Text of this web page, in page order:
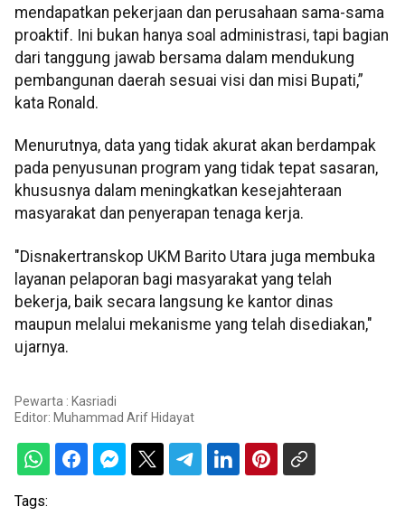
mendapatkan pekerjaan dan perusahaan sama-sama
proaktif. Ini bukan hanya soal administrasi, tapi bagian
dari tanggung jawab bersama dalam mendukung
pembangunan daerah sesuai visi dan misi Bupati,”
kata Ronald.
Menurutnya, data yang tidak akurat akan berdampak
pada penyusunan program yang tidak tepat sasaran,
khususnya dalam meningkatkan kesejahteraan
masyarakat dan penyerapan tenaga kerja.
"Disnakertranskop UKM Barito Utara juga membuka
layanan pelaporan bagi masyarakat yang telah
bekerja, baik secara langsung ke kantor dinas
maupun melalui mekanisme yang telah disediakan,"
ujarnya.
Pewarta : Kasriadi
Editor: Muhammad Arif Hidayat
Tags: